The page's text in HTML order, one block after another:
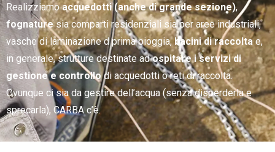
Realizziamoacquedotti (anche di grande sezione),
fognaturesia comparti residenziali sia per aree industriali,
vasche di laminazione d prima pioggia,bacini di raccoltae,
in generale, strutture destinate adospitare i servizi di
gestione e controllodi acquedotti o reti di raccolta.
Ovunque ci sia da gestire dell’acqua (senza disperderla e
sprecarla), CARBA c’è.